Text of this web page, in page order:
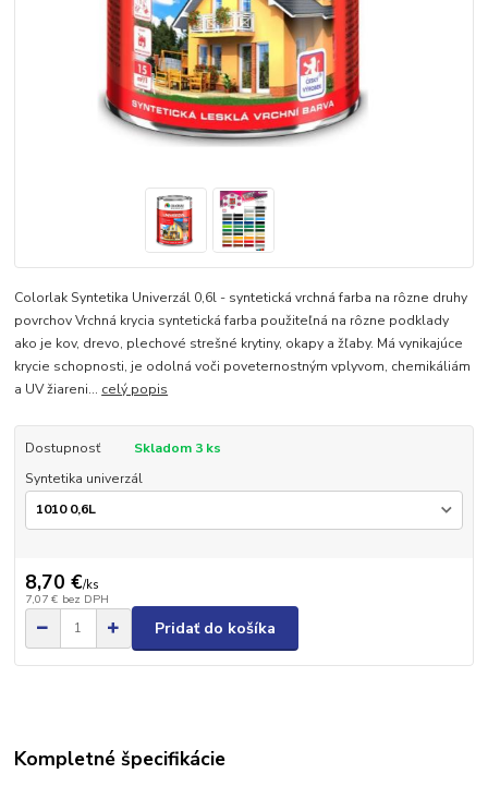
Colorlak Syntetika Univerzál 0,6l - syntetická vrchná farba na rôzne druhy
povrchov Vrchná krycia syntetická farba použiteľná na rôzne podklady
ako je kov, drevo, plechové strešné krytiny, okapy a žľaby. Má vynikajúce
krycie schopnosti, je odolná voči poveternostným vplyvom, chemikáliám
a UV žiareni... celý popis
Dostupnosť
Skladom 3 ks
Syntetika univerzál
8,70 €/ks
7,07 € bez DPH
Pridať do košíka
Kompletné špecifikácie